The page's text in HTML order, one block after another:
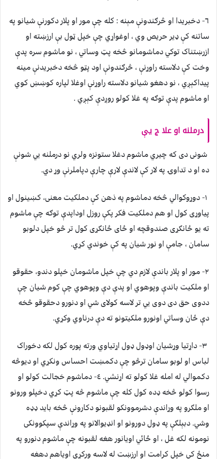
٦- دخبريدا او څرګندونې مېنه : کله چې مور او پلار دکورنې شيانو په
ساتنه کې ډير حريص وي ، اوغواړي چې خپل ټول بې ارزښته او
ازرښتناک توکي دماشومانو څخه پټ وساتي ، نو ماشوم سره پدې
وخت کې دلاسته راوړنې ، څرګندونې اود پټو څخه دخبريدنې مينه
پيداکېږي ، نو دهغو شيانو دلاسته راوړنې اوغلا لپاره کوښښ کوي
او ماشوم پدې توګه په غلا کولو روږدې کېږي .
درملنه او علا ج يې
شونى دى که چيري ماشوم دغلا ستونزه ولري نو درملنه يي شونې
ده او د تداوۍ په لار کې لاندې لارې چارې دپاملرنې وړ دي.
١- دوړوکوالي څخه دماشوم په ذهن کې دملکيت معنى، کښينول او
پياوړى کول او هم دملکيت فکر پکې روزل اوداپدې توګه چې ماشوم
ته يو ځانګړى صندوقچه او ځاى ځانګړى کول تر څو خپل دلوبو
سامان ، جامې او نور شيان په کې خوندي کړي.
٢- مور او پلار باندې لازم دي چې خپل ماشومان خپلو دندو، حقوقو
او ملکيت باندې وپوهوي او پدې دې وپوهوي چې کوم شيان چې
ددوى حق دى دوى يي تر لاسه کولاى شي او دنورو دحقوقو څخه
دې ځان وساتي اونورو ملکيتونو ته دې درناوي وکړي.
٣- داړتيا وړشيان اوډول ډول اړتياوي ورته پوره کول لکه دخوراک
لباس او لوبو سامان ترڅو چې دکمښت احساس ونکړي او ديوڅه
دکموالي له امله غلا کولو ته اړنشي. ٤- دماشوم خجالت کولو او
رسوا کولو څخه ډده کول کله چې ماشوم څه پټ کړي دخپلو ورونو
او ملګرو په وړاندې دشرموونکو لقبونو دکارونې څخه بايد ډډه
وشي. دبېلګې په ډول دورونو او انډيوالانو په وړاندې سپکوونکى
نومونه لکه غل ، او ځائي اويانور هغه لقبونه چې ماشوم دنورو په
منځ کې خپل کرامت او ارزښت له لاسه ورکړي اوياهم دهغه